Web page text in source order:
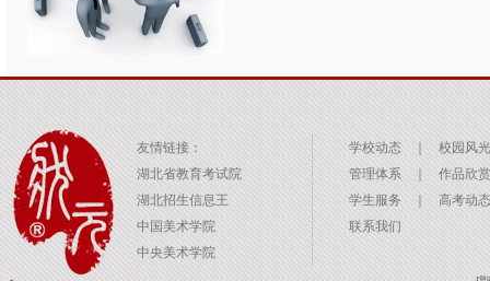
友情链接：
湖北省教育考试院
湖北招生信息王
中国美术学院
中央美术学院
学校动态 ｜
校园风光
管理体系
｜ 作品欣赏
学生服务
｜ 高考动态
联系我们